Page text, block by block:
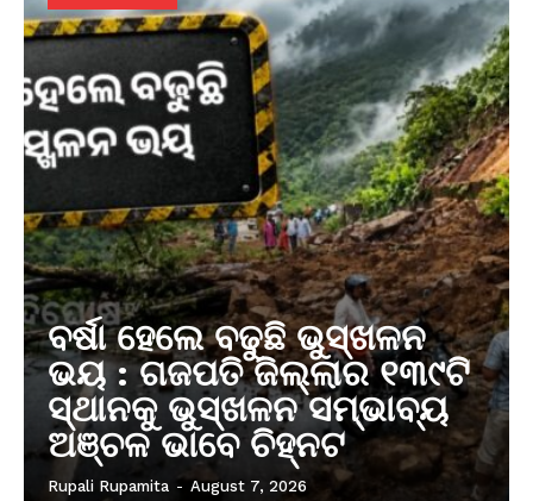
ବର୍ଷା ହେଲେ ବଢୁଛି ଭୁସ୍ଖଳନ
ଭୟ : ଗଜପତି ଜିଲ୍ଲାର ୧୩୯ଟି
ସ୍ଥାନକୁ ଭୁସ୍ଖଳନ ସମ୍ଭାବ୍ୟ
ଅଞ୍ଚଳ ଭାବେ ଚିହ୍ନଟ
Rupali Rupamita - August 7, 2026